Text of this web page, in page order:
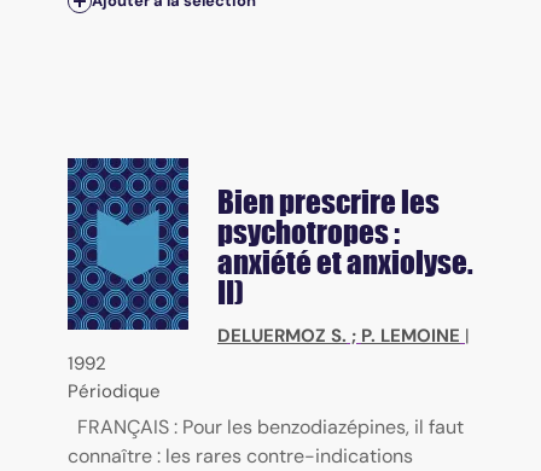
Bien prescrire les
psychotropes :
anxiété et anxiolyse.
II)
DELUERMOZ S. ; P. LEMOINE |
1992
Périodique
FRANÇAIS : Pour les benzodiazépines, il faut
connaître : les rares contre-indications